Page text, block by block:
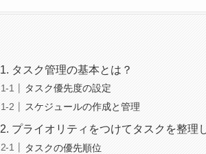
1. タスク管理の基本とは？
タスク優先度の設定
スケジュールの作成と管理
2. プライオリティをつけてタスクを整理
タスクの優先順位